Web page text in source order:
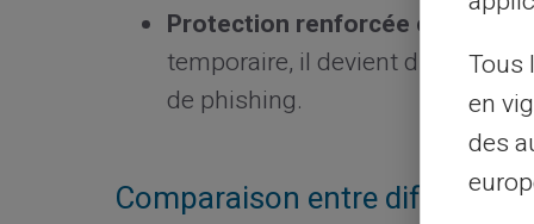
Protection renforcée contre le
temporaire, il devient difficile
de phishing.
Comparaison entre différents
Tous
en
des